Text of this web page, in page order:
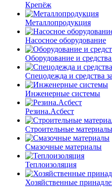
Крепёж
Металлопродукция
Насосное оборудование
Оборудование и
Спецодежда и средства
Инженерные системы
Резина.Асбест
Строительные материалы
Смазочные материалы
Теплоизоляция
Хозяйственные